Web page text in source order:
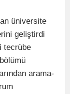
üniversite
geliştirdi
tecrübe
arama-